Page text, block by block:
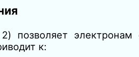
позволяет электронам
к: